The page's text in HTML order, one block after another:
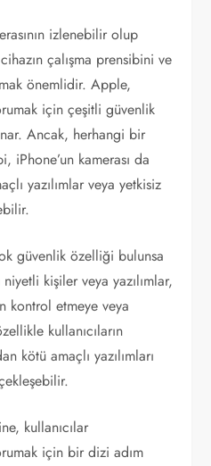
izlenebilir olup
çalışma prensibini ve
önemlidir. Apple,
için çeşitli güvenlik
Ancak, herhangi bir
kamerası da
yazılımlar veya yetkisiz
güvenlik özelliği bulunsa
kişiler veya yazılımlar,
kontrol etmeye veya
kullanıcıların
kötü amaçlı yazılımları
kullanıcılar
için bir dizi adım